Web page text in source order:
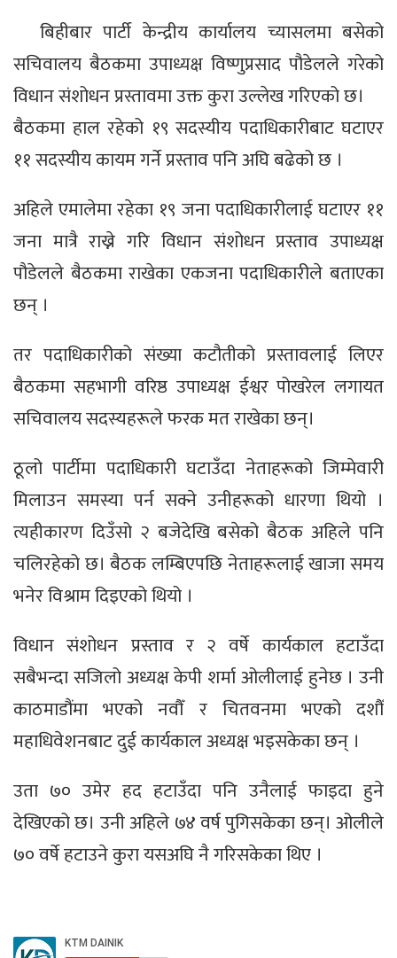
बिहीबार पार्टी केन्द्रीय कार्यालय च्यासलमा बसेको
सचिवालय बैठकमा उपाध्यक्ष विष्णुप्रसाद पौडेलले गरेको
विधान संशोधन प्रस्तावमा उक्त कुरा उल्लेख गरिएको छ।
बैठकमा हाल रहेको १९ सदस्यीय पदाधिकारीबाट घटाएर
११ सदस्यीय कायम गर्ने प्रस्ताव पनि अघि बढेको छ ।
अहिले एमालेमा रहेका १९ जना पदाधिकारीलाई घटाएर ११
जना मात्रै राख्ने गरि विधान संशोधन प्रस्ताव उपाध्यक्ष
पौडेलले बैठकमा राखेका एकजना पदाधिकारीले बताएका
छन् ।
तर पदाधिकारीको संख्या कटौतीको प्रस्तावलाई लिएर
बैठकमा सहभागी वरिष्ठ उपाध्यक्ष ईश्वर पोखरेल लगायत
सचिवालय सदस्यहरूले फरक मत राखेका छन्।
ठूलो पार्टीमा पदाधिकारी घटाउँदा नेताहरूको जिम्मेवारी
मिलाउन समस्या पर्न सक्ने उनीहरूको धारणा थियो ।
त्यहीकारण दिउँसो २ बजेदेखि बसेको बैठक अहिले पनि
चलिरहेको छ। बैठक लम्बिएपछि नेताहरूलाई खाजा समय
भनेर विश्राम दिइएको थियो ।
विधान संशोधन प्रस्ताव र २ वर्षे कार्यकाल हटाउँदा
सबैभन्दा सजिलो अध्यक्ष केपी शर्मा ओलीलाई हुनेछ । उनी
काठमाडौंमा भएको नवौँ र चितवनमा भएको दशौँ
महाधिवेशनबाट दुई कार्यकाल अध्यक्ष भइसकेका छन् ।
उता ७० उमेर हद हटाउँदा पनि उनैलाई फाइदा हुने
देखिएको छ। उनी अहिले ७४ वर्ष पुगिसकेका छन्। ओलीले
७० वर्षे हटाउने कुरा यसअघि नै गरिसकेका थिए ।